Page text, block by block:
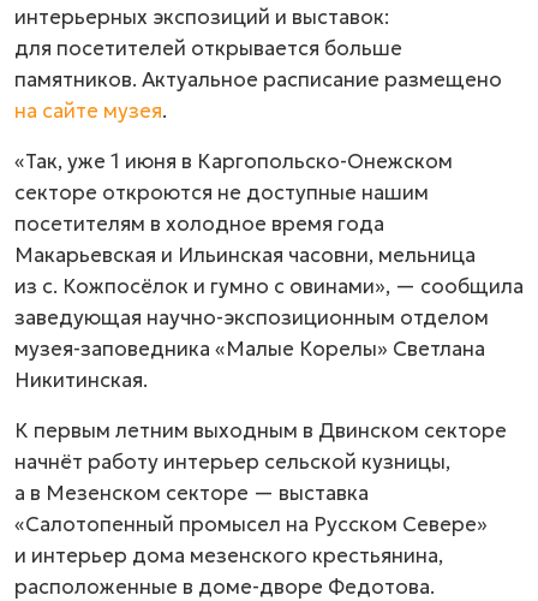
интерьерных экспозиций и выставок:
для посетителей открывается больше
памятников. Актуальное расписание размещено
на сайте музея.
«Так, уже 1 июня в Каргопольско-Онежском
секторе откроются не доступные нашим
посетителям в холодное время года
Макарьевская и Ильинская часовни, мельница
из с. Кожпосёлок и гумно с овинами», — сообщила
заведующая научно-экспозиционным отделом
музея-заповедника «Малые Корелы» Светлана
Никитинская.
К первым летним выходным в Двинском секторе
начнёт работу интерьер сельской кузницы,
а в Мезенском секторе — выставка
«Салотопенный промысел на Русском Севере»
и интерьер дома мезенского крестьянина,
расположенные в доме-дворе Федотова.